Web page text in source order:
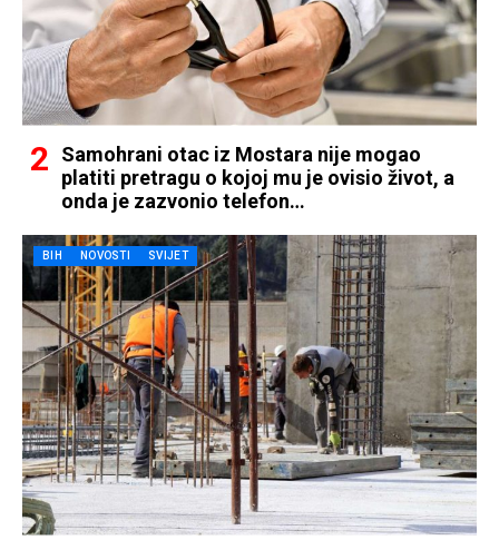
Samohrani otac iz Mostara nije mogao
platiti pretragu o kojoj mu je ovisio život, a
onda je zazvonio telefon…
BIH NOVOSTI SVIJET